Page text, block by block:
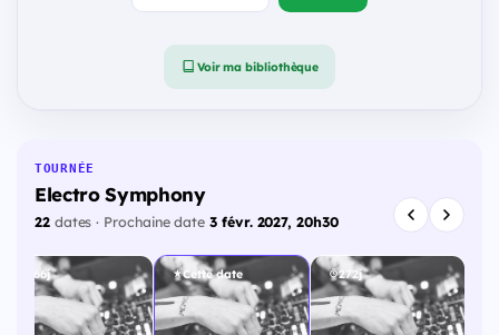
Voir ma bibliothèque
TOURNÉE
Electro Symphony
22dates · Prochaine date3 févr. 2027, 20h30
266j Cette date 272j